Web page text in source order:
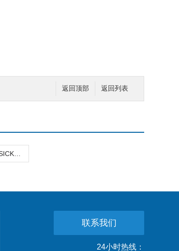
返回列表
返回顶部
联系我们
24小时热线：